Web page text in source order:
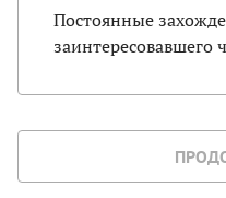
Постоянные
заинтересовавшего